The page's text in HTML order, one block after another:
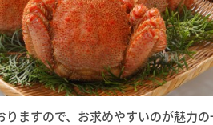
りますので、お求めやすいのが魅力